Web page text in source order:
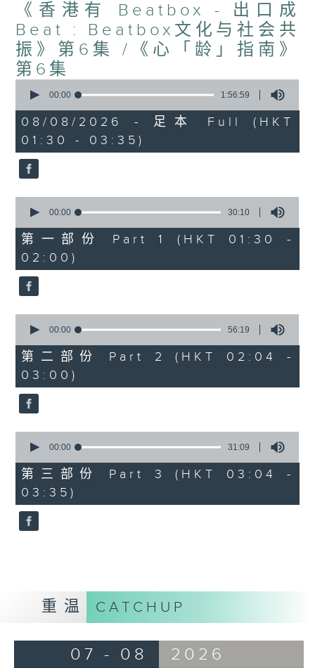
《香港有 Beatbox - 出口成
Beat : Beatbox文化与社会共
振》第6集 /《心「龄」指南》
第6集
seconds
1
hour,
56
minutes,
59
seconds
00:00 1:56:59
08/08/2026 - 足本 Full (HKT
01:30 - 03:35)
seconds
30
minutes,
10
seconds
00:00 30:10
第一部份 Part 1 (HKT 01:30 -
02:00)
seconds
56
minutes,
19
seconds
00:00 56:19
第二部份 Part 2 (HKT 02:04 -
03:00)
seconds
31
minutes,
9
seconds
00:00 31:09
第三部份 Part 3 (HKT 03:04 -
03:35)
重温 CATCHUP
07 - 08 2026